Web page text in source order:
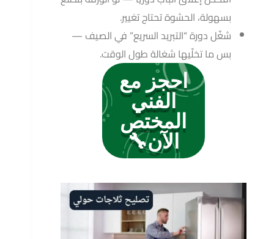
بسهولة، الحشوة تحتاج تغيير.
شغّل دورة “التبريد السريع” في الصيف —
بس ما تخلّيها شغالة طول الوقت.
احجز مع
الفني
المختص
الآن🔧